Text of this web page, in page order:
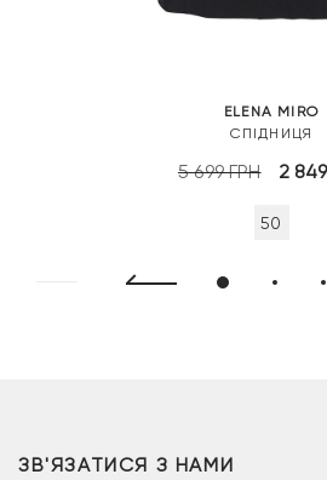
ELENA MIRO
СПІДНИЦЯ
5 699ГРН
5
2
50
ЗВ'ЯЗАТИСЯ З НАМИ